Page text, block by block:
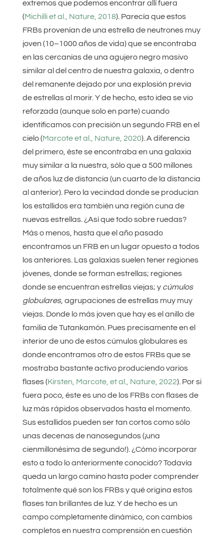
extremos que podemos encontrar allí fuera
(Michilli et al., Nature, 2018). Parecía que estos
FRBs provenían de una estrella de neutrones muy
joven (10–1000 años de vida) que se encontraba
en las cercanías de una agujero negro masivo
similar al del centro de nuestra galaxia, o dentro
del remanente dejado por una explosión previa
de estrellas al morir. Y de hecho, esto idea se vio
reforzada (aunque solo en parte) cuando
identificamos con precisión un segundo FRB en el
cielo (Marcote et al., Nature, 2020). A diferencia
del primero, éste se encontraba en una galaxia
muy similar a la nuestra, sólo que a 500 millones
de años luz de distancia (un cuarto de la distancia
al anterior). Pero la vecindad donde se producían
los estallidos era también una región cuna de
nuevas estrellas. ¿Así que todo sobre ruedas?
Más o menos, hasta que el año pasado
encontramos un FRB en un lugar opuesto a todos
los anteriores. Las galaxias suelen tener regiones
jóvenes, donde se forman estrellas; regiones
donde se encuentran estrellas viejas; y cúmulos
globulares, agrupaciones de estrellas muy muy
viejas. Donde lo más joven que hay es el anillo de
familia de Tutankamón. Pues precisamente en el
interior de uno de estos cúmulos globulares es
donde encontramos otro de estos FRBs que se
mostraba bastante activo produciendo varios
flases (Kirsten, Marcote, et al., Nature, 2022). Por si
fuera poco, éste es uno de los FRBs con flases de
luz más rápidos observados hasta el momento.
Sus estallidos pueden ser tan cortos como sólo
unas decenas de nanosegundos (¡una
cienmillonésima de segundo!). ¿Cómo incorporar
esto a todo lo anteriormente conocido? Todavía
queda un largo camino hasta poder comprender
totalmente qué son los FRBs y qué origina estos
flases tan brillantes de luz. Y de hecho es un
campo completamente dinámico, con cambios
completos en nuestra comprensión en cuestión